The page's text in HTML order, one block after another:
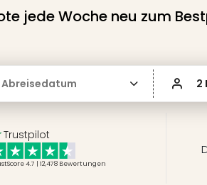
jede Woche neu zum
Abreisedatum 2
Trustpilot
4.7 | 12,478 Bewertungen